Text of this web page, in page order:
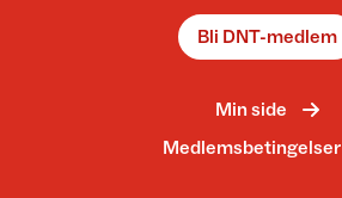
Bli DNT-medlem
Min side
Medlemsbetingelser